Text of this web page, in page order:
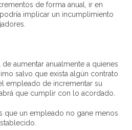
de forma anual, ir en
implicar un incumplimiento
aumentar anualmente a quienes
salvo que exista algún contrato
empleado de incrementar su
que cumplir con lo acordado.
que un empleado no gane menos